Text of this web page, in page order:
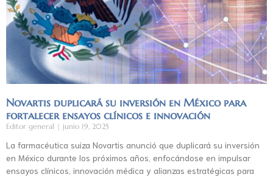
Novartis duplicará su inversión en México para
fortalecer ensayos clínicos e innovación
Editor general junio 19, 2025
La farmacéutica suiza Novartis anunció que duplicará su inversión
en México durante los próximos años, enfocándose en impulsar
ensayos clínicos, innovación médica y alianzas estratégicas para